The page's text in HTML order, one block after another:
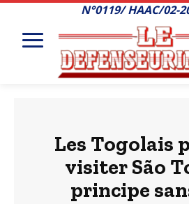
N°0119/ HAAC/02-
Les Togolais
visiter São
principe